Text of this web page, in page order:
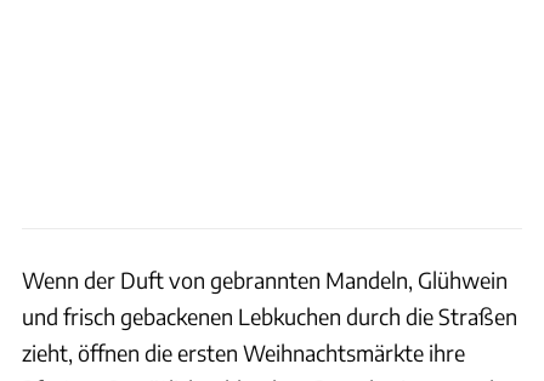
Wenn der Duft von gebrannten Mandeln, Glühwein
und frisch gebackenen Lebkuchen durch die Straßen
zieht, öffnen die ersten Weihnachtsmärkte ihre